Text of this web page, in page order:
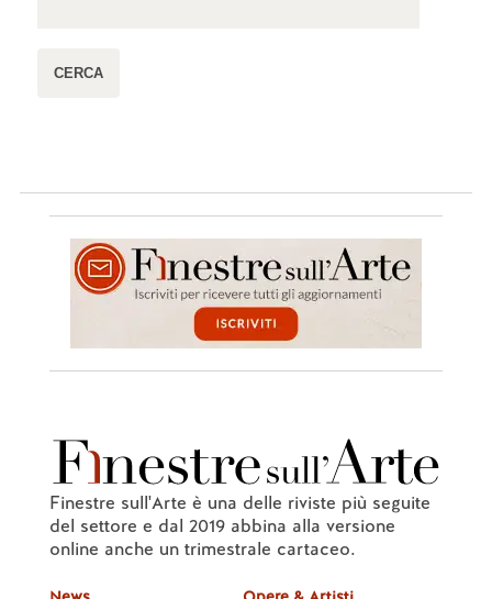
Finestre sull'Arte è una delle riviste più seguite
del settore e dal 2019 abbina alla versione
online anche un trimestrale cartaceo.